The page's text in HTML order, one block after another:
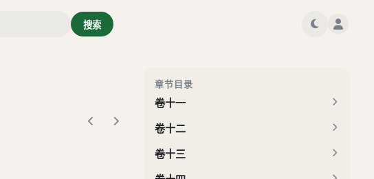
搜索
章节目录
卷十
卷十一
卷十二
卷十三